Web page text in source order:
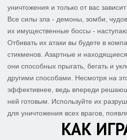
уничтожения и только от вас
Все силы зла - демоны, зомби,
их имущественные боссы -
Отбивать их атаки вы будете в
стикменов. Азартные и
они способных прыгать, бегать и
другими способами. Несмотря на
эффективнее, ведь впереди
ней готовым. Используйте их
для уничтожения всех врагов,
КАК